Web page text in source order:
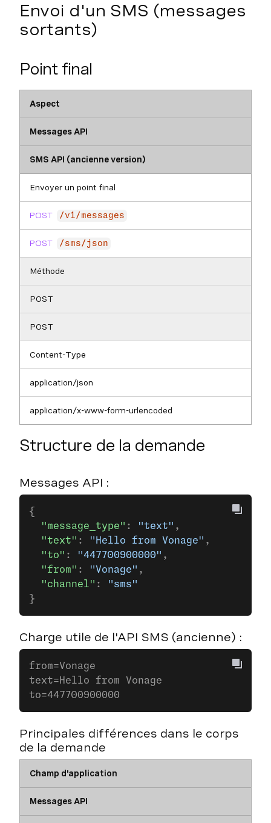
Envoi d'un SMS (messages
sortants)
Point final
Aspect
Messages API
SMS API (ancienne version)
Envoyer un point final
POST /v1/messages
POST /sms/json
Méthode
POST
POST
Content-Type
application/json
application/x-www-form-urlencoded
Structure de la demande
Messages API :
{
  "message_type"
: "text" ,
  "text"
: "Hello from Vonage" ,
  "to"
: "447700900000" ,
  "from"
: "Vonage" ,
  "channel"
:
"sms"
}
Charge utile de l'API SMS (ancienne) :
from=Vonage
text=Hello from Vonage
to=447700900000
Principales différences dans le corps
de la demande
Champ d'application
Messages API